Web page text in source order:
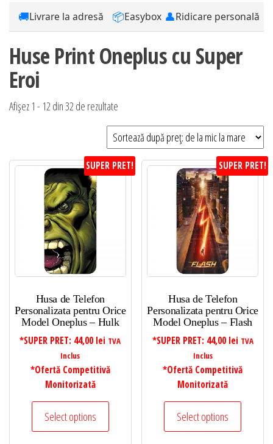
🚚Livrare la adresă 📦Easybox 👤Ridicare personală
Huse Print Oneplus cu Super
Eroi
Afișez 1 - 12 din 32 de rezultate
după
preț:
de
la
SUPER PRET!
Husa de Telefon
Personalizata pentru Orice
Model Oneplus – Hulk
*SUPER PRET: 44,00 lei TVA
Inclus
*Ofertă Competitivă
Monitorizată
Select options
SUPER PRET!
Husa de Telefon
Personalizata pentru Orice
Model Oneplus – Flash
*SUPER PRET: 44,00 lei TVA
Inclus
*Ofertă Competitivă
Monitorizată
Select options